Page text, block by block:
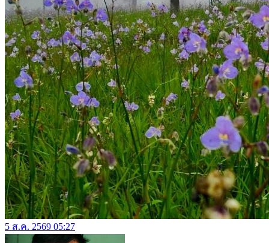
5 ส.ค. 2569 05:27